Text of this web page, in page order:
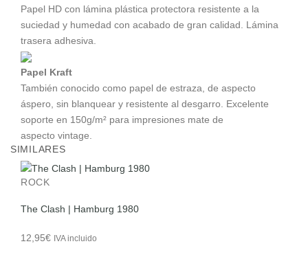
Papel HD con lámina plástica protectora resistente a la
suciedad y humedad con acabado de gran calidad. Lámina
trasera adhesiva.
Papel Kraft
También conocido como papel de estraza, de aspecto
áspero, sin blanquear y resistente al desgarro. Excelente
soporte en 150g/m² para impresiones mate de
aspecto vintage.
SIMILARES
ROCK
The Clash | Hamburg 1980
12,95€ IVA incluido